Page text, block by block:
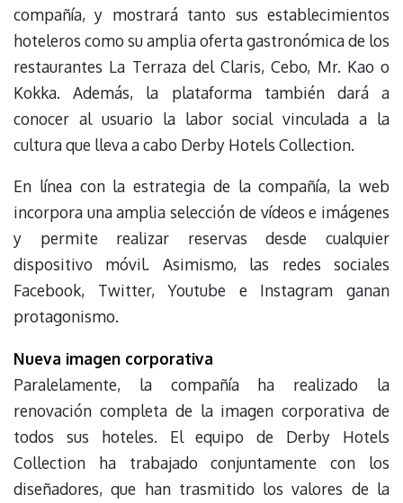
compañía, y mostrará tanto sus establecimientos
hoteleros como su amplia oferta gastronómica de los
restaurantes La Terraza del Claris, Cebo, Mr. Kao o
Kokka. Además, la plataforma también dará a
conocer al usuario la labor social vinculada a la
cultura que lleva a cabo Derby Hotels Collection.
En línea con la estrategia de la compañía, la web
incorpora una amplia selección de vídeos e imágenes
y permite realizar reservas desde cualquier
dispositivo móvil. Asimismo, las redes sociales
Facebook, Twitter, Youtube e Instagram ganan
protagonismo.
Nueva imagen corporativa
Paralelamente, la compañía ha realizado la
renovación completa de la imagen corporativa de
todos sus hoteles. El equipo de Derby Hotels
Collection ha trabajado conjuntamente con los
diseñadores, que han trasmitido los valores de la